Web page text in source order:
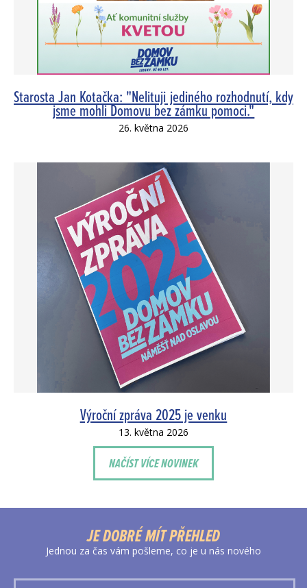
Starosta Jan Kotačka: "Nelituji jediného rozhodnutí, kdy
jsme mohli Domovu bez zámku pomoci."
26. května 2026
Výroční zpráva 2025 je venku
13. května 2026
NAČÍST VÍCE NOVINEK
JE DOBRÉ MÍT PŘEHLED
Jednou za čas vám pošleme, co je u nás nového
Vaše